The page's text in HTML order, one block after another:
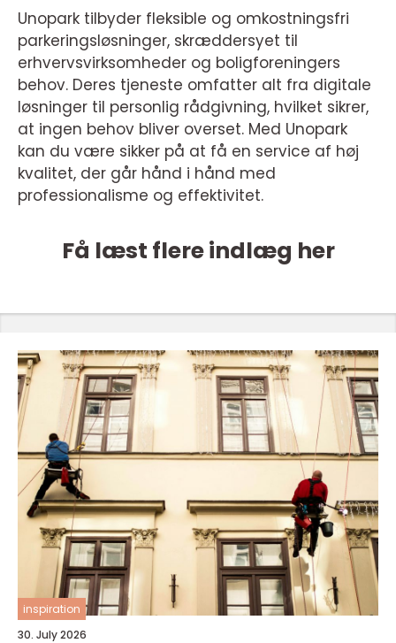
Unopark tilbyder fleksible og omkostningsfri
parkeringsløsninger, skræddersyet til
erhvervsvirksomheder og boligforeningers
behov. Deres tjeneste omfatter alt fra digitale
løsninger til personlig rådgivning, hvilket sikrer,
at ingen behov bliver overset. Med Unopark
kan du være sikker på at få en service af høj
kvalitet, der går hånd i hånd med
professionalisme og effektivitet.
Få læst flere indlæg her
inspiration
30. July 2026